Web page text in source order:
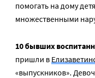
помогать на дому
множественными
10 бывших
пришли в
«выпускников».